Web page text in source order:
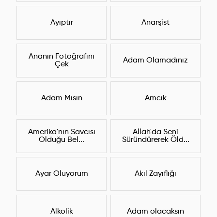
Ayıptır Anarşist
Ananın Fotoğrafını
Çek
Adam Olamadınız
Adam Mısın Amcık
Amerika'nın Savcısı
Olduğu Bel...
Allah'da Seni
Süründürerek Öld...
Ayar Oluyorum Akıl Zayıflığı
Alkolik Adam olacaksın